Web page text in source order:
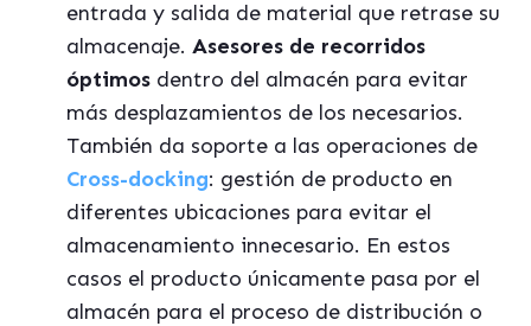
entrada y salida de material que retrase su
almacenaje. Asesores de recorridos
óptimos dentro del almacén para evitar
más desplazamientos de los necesarios.
También da soporte a las operaciones de
Cross-docking: gestión de producto en
diferentes ubicaciones para evitar el
almacenamiento innecesario. En estos
casos el producto únicamente pasa por el
almacén para el proceso de distribución o